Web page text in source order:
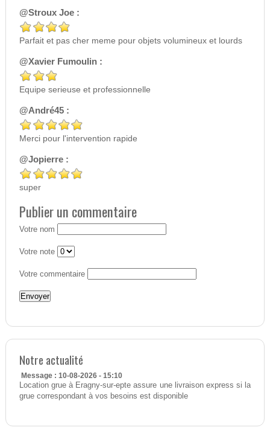
@Stroux Joe :
Parfait et pas cher meme pour objets volumineux et lourds
@Xavier Fumoulin :
Equipe serieuse et professionnelle
@André45 :
Merci pour l'intervention rapide
@Jopierre :
super
Publier un commentaire
Votre nom
Votre note
Votre commentaire
Notre actualité
Message : 10-08-2026 - 15:10
Location grue à Eragny-sur-epte assure une livraison express si la
grue correspondant à vos besoins est disponible